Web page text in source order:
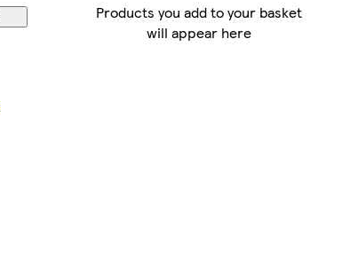
Products you add to your basket
will appear here